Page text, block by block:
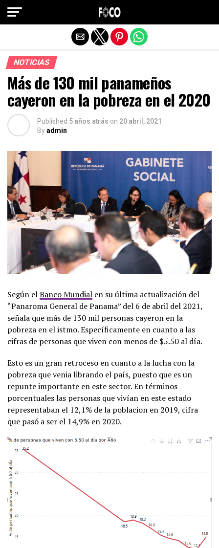
NOTICIAS
Más de 130 mil panameños
cayeron en la pobreza en el 2020
Published 5 años atrás on 20 abril, 2021
Byadmin
Según elBanco Mundial en su última actualización del
“Panaroma General de Panama” del 6 de abril del 2021,
señala que más de 130 mil personas cayeron en la
pobreza en el istmo. Específicamente en cuanto a las
cifras de personas que viven con menos de $5.50 al día.
Esto es un gran retroceso en cuanto a la lucha con la
pobreza que venia librando el país, puesto que es un
repunte importante en este sector. En términos
porcentuales las personas que vivían en este estado
representaban el 12,1% de la poblacion en 2019, cifra
que pasó a ser el 14,9% en 2020.
Salir de la versión móvil